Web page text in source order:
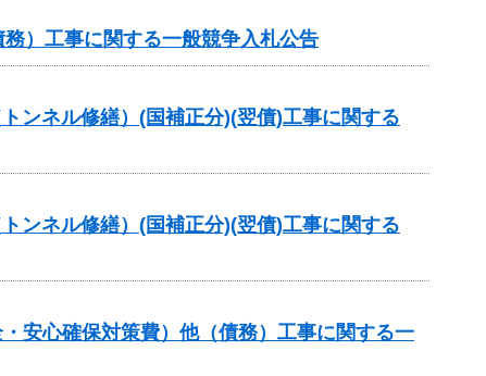
）工事に関する一般競争入札公告
ンネル修繕）(国補正分)(翌債)工事に関する
ンネル修繕）(国補正分)(翌債)工事に関する
安心確保対策費）他（債務）工事に関する一